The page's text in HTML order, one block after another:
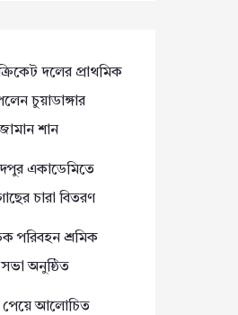
দলের প্রাথমিক
চুয়াডাঙ্গার
শান
একাডেমিতে
চারা বিতরণ
পরিবহন শ্রমিক
অনুষ্ঠিত
পেয়ে আলোচিত